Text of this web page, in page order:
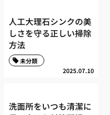
人工大理石シンクの美
しさを守る正しい掃除
方法
2025.07.10
未分類
洗面所をいつも清潔に